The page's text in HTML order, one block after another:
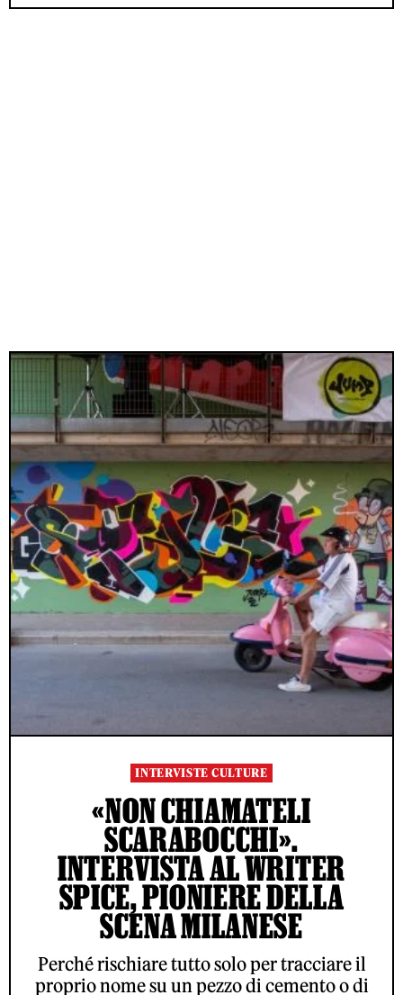
INTERVISTE CULTURE
«NON CHIAMATELI
SCARABOCCHI».
INTERVISTA AL WRITER
SPICE, PIONIERE DELLA
SCENA MILANESE
Perché rischiare tutto solo per tracciare il
proprio nome su un pezzo di cemento o di